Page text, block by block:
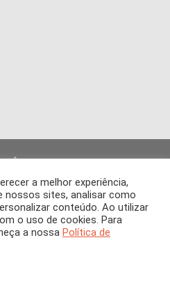
refletem exclusivamente a
seus autores.
ou parcial, do conteúdo (imagens
prévia autorização.
a melhor experiência,
nossos sites, analisar como
conteúdo. Ao utilizar
o uso de cookies. Para
a nossa Política de